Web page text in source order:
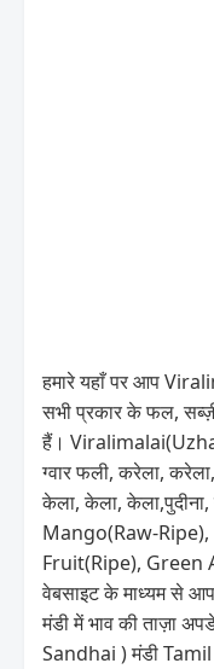
हमारे यहाँ पर आप
सभी प्रकार के फल,
हैं।
ग्वार फली, करेला,
केला, केला,
Mango(Raw-
Fruit(Ripe), Green
वेबसाइट के माध्यम से
मंडी में भाव की ताज़ा
Sandhai ) मंडी